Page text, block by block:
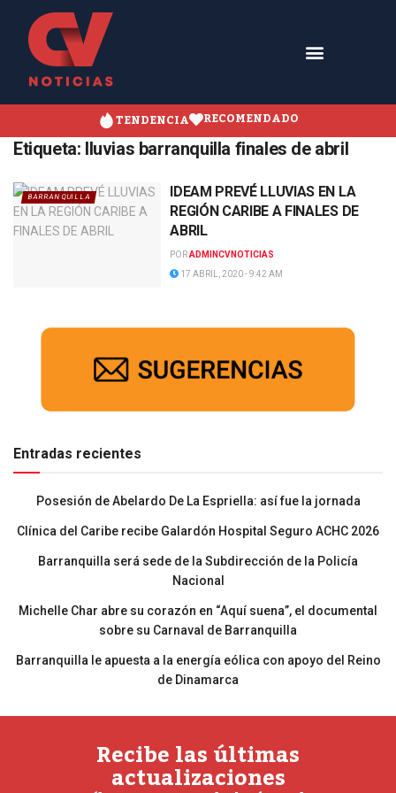
TENDENCIA RECOMENDADO
Etiqueta: lluvias barranquilla finales de abril
BARRANQUILLA
IDEAM PREVÉ LLUVIAS EN LA
REGIÓN CARIBE A FINALES DE
ABRIL
PORADMINCVNOTICIAS
17 ABRIL, 2020 - 9:42 AM
Entradas recientes
Posesión de Abelardo De La Espriella: así fue la jornada
Clínica del Caribe recibe Galardón Hospital Seguro ACHC 2026
Barranquilla será sede de la Subdirección de la Policía
Nacional
Michelle Char abre su corazón en “Aquí suena”, el documental
sobre su Carnaval de Barranquilla
Barranquilla le apuesta a la energía eólica con apoyo del Reino
de Dinamarca
Recibe las últimas
actualizaciones